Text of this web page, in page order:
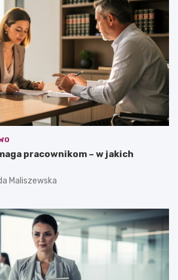
pracownikom – w jakich
Maliszewska